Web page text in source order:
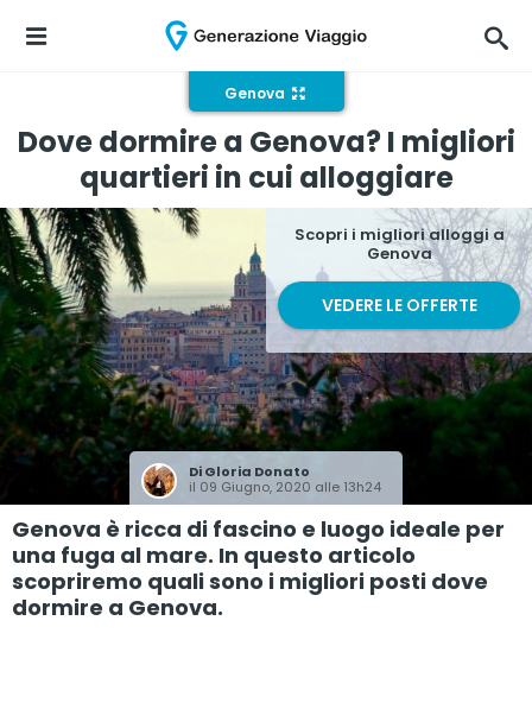
Genova
Dove dormire a Genova? I migliori
quartieri in cui alloggiare
DiGloria Donato
il 09 Giugno, 2020 alle 13h24
Scopri i migliori alloggi a
Genova
VEDERE LE OFFERTE
Genova è ricca di fascino e luogo ideale per
una fuga al mare. In questo articolo
scopriremo quali sono i migliori posti dove
dormire a Genova.